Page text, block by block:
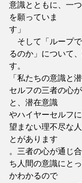
意識とともに、一
を願っていま
す」
そして「ループ
るのか」について
す。
「私たちの意識と
セルフの三者の心
と、潜在意識
やハイヤーセルフ
望まない理不尽な
とがあります
。三者の心が通じ
ち人間の意識にと
かわかるので